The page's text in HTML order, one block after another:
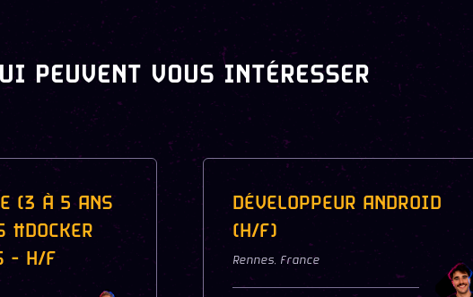
PEUVENT VOUS INTÉRESSER
(3 À 5 ANS
#DOCKER
- H/F
DÉVELOPPEUR ANDROID
(H/F)
Rennes, France